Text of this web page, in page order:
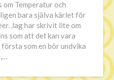
Temperatur och
bara själva kärlet för
Jag har skrivit lite om
som att det kan vara
som en bör undvika